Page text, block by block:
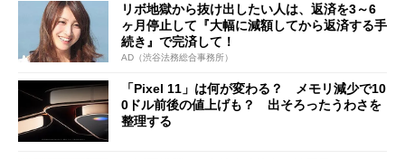
リボ地獄から抜け出したい人は、返済を3～6
ヶ月停止して『大幅に減額してから返済する手
続き』で完済して！
AD（渋谷法務総合事務所）
「Pixel 11」は何が変わる？ メモリ減少で10
0ドル前後の値上げも？ 出そろったうわさを
整理する